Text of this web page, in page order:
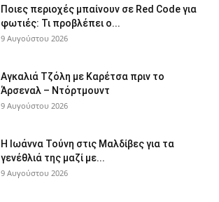
Ποιες περιοχές μπαίνουν σε Red Code για
φωτιές: Τι προβλέπει ο...
9 Αυγούστου 2026
Αγκαλιά Τζόλη με Καρέτσα πριν το
Άρσεναλ – Ντόρτμουντ
9 Αυγούστου 2026
Η Ιωάννα Τούνη στις Μαλδίβες για τα
γενέθλιά της μαζί με...
9 Αυγούστου 2026